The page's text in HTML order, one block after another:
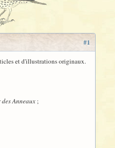
#1
et d'illustrations originaux.
Anneaux ;